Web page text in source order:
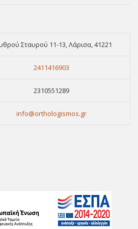
Σταυρού 11-13, Λάρισα, 41221
2411416903
2310551289
info@orthologismos.gr